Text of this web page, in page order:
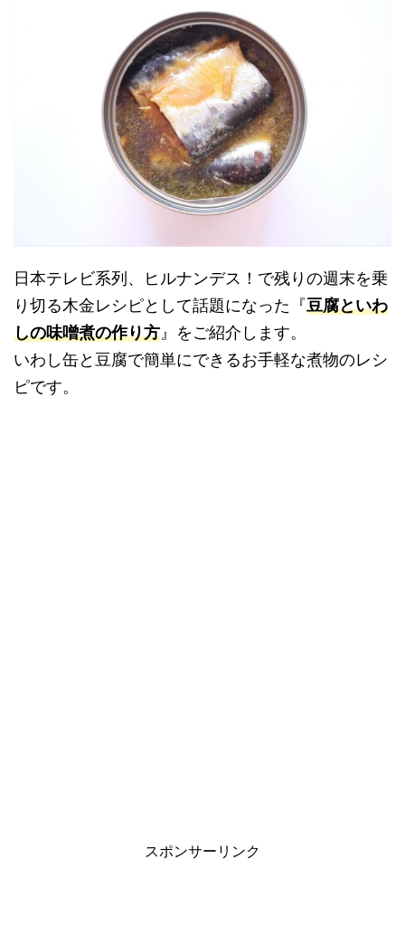
日本テレビ系列、ヒルナンデス！で残りの週末を乗
り切る木金レシピとして話題になった『豆腐といわ
しの味噌煮の作り方 』をご紹介します。
いわし缶と豆腐で簡単にできるお手軽な煮物のレシ
ピです。
スポンサーリンク